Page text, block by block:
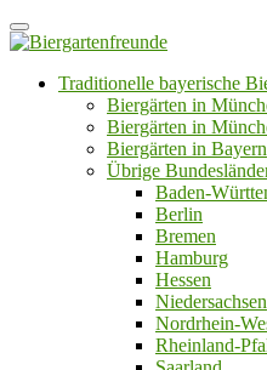
Traditionelle bayerische
Biergärten in
Biergärten in
Biergärten in Bayern
Übrige
Baden-
Berlin
Bremen
Hamburg
Hessen
Niedersachsen
Nordrhein-
Rheinland-